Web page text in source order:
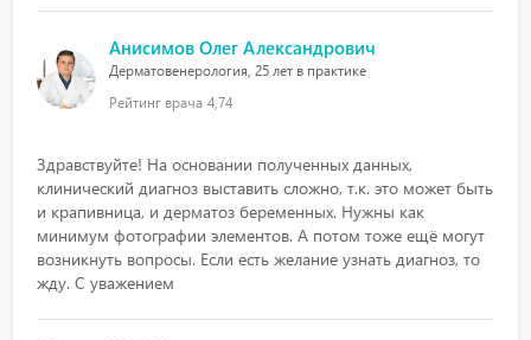
Анисимов Олег Александрович
Дерматовенерология, 25 лет в практике
Рейтинг врача 4,74
Здравствуйте! На основании полученных данных,
клинический диагноз выставить сложно, т.к. это может быть
и крапивница, и дерматоз беременных. Нужны как
минимум фотографии элементов. А потом тоже ещё могут
возникнуть вопросы. Если есть желание узнать диагноз, то
жду. С уважением